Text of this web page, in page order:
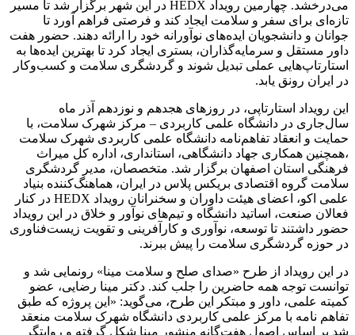
می‌درخشد. چهارمین رویداد HEDX در این شهر برگزار شد تا مسیر
تازه‌ای برای سفر و سلامت ایجاد کند و فرصتی فراهم آورد تا
جوانان و دانشجویان ایده‌های نوآورانه خود را ارائه دهند. حضور هفت
داور مستقل و سرمایه‌گذاران، بستری ایجاد کرد تا بهترین ایده‌ها به
استارتاپ‌هایی عملی تبدیل شوند و گردشگری سلامت و کسب‌وکار
در ایران رونق یابد.
این رویداد استارتاپی، در روزهای هجدهم و نوزدهم آذر ماه
سال‌جاری در دانشگاه علمی کاربردی – مرکز شهرک سلامت، با
حمایت و انعقاد تفاهم‌نامه دانشگاه علمی کاربردی شهرک سلامت
،همچنین همکاری جهاد دانشگاهی، استانداری، اداره کل میراث
فرهنگی استان اصفهان برگزار شد. متخصصان، مدیر گردشگری
سلامت گروه اقتصادی بریکس پلاس در ایران، هماهنگ‌کننده بنیاد
علمی اکو، اعضای هیئت داوران و سخنرانان رویداد HEDX در کنار
فعالان صنعت، اساتید دانشگاه و تیم‌های نوآور و خلاق در این رویداد
حضور داشتند تا توسعه، نوآوری و کارآفرینی و تقویت زیست‌فناوری
در حوزه گردشگری سلامت را پیش ببرند.
در این رویداد از طرح «صدای صلح و سلامت مینا» رونمایی شد و
توانست توجه همه حاضرین را جلب کند. دکتر مینا رضایی، عضو
کمیته علمی، داور و مبتکر این طرح، می‌گوید: «این پروژه که طبق
تفاهم نامه با مرکز علمی کاربردی دانشگاه شهرک سلامت منعقد
شد بر اساس اصول هفت‌گانه منشور مینا شکل گرفته و روایتگر